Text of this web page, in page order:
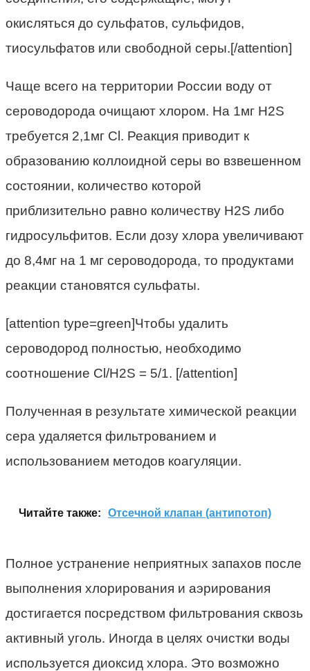
окисляться до сульфатов, сульфидов,
тиосульфатов или свободной серы.[/attention]
Чаще всего на территории России воду от
сероводорода очищают хлором. На 1мг H2S
требуется 2,1мг Cl. Реакция приводит к
образованию коллоидной серы во взвешенном
состоянии, количество которой
приблизительно равно количеству H2S либо
гидросульфитов. Если дозу хлора увеличивают
до 8,4мг на 1 мг сероводорода, то продуктами
реакции становятся сульфаты.
[attention type=green]Чтобы удалить
сероводород полностью, необходимо
соотношение Cl/H2S = 5/1. [/attention]
Полученная в результате химической реакции
сера удаляется фильтрованием и
использованием методов коагуляции.
Читайте также: Отсечной клапан (антипотоп)
Полное устранение неприятных запахов после
выполнения хлорирования и аэрирования
достигается посредством фильтрования сквозь
активный уголь. Иногда в целях очистки воды
используется диоксид хлора. Это возможно